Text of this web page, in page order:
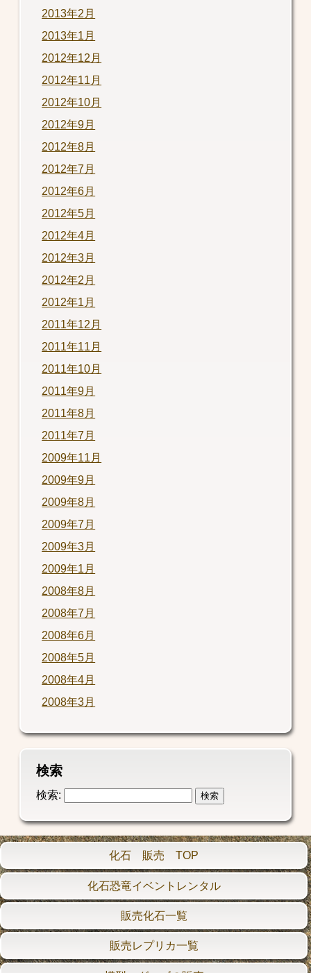
2013年2月
2013年1月
2012年12月
2012年11月
2012年10月
2012年9月
2012年8月
2012年7月
2012年6月
2012年5月
2012年4月
2012年3月
2012年2月
2012年1月
2011年12月
2011年11月
2011年10月
2011年9月
2011年8月
2011年7月
2009年11月
2009年9月
2009年8月
2009年7月
2009年3月
2009年1月
2008年8月
2008年7月
2008年6月
2008年5月
2008年4月
2008年3月
検索
検索:
化石 販売 TOP
化石恐竜イベントレンタル
販売化石一覧
販売レプリカ一覧